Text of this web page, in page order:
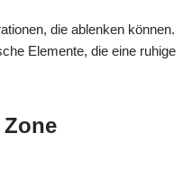
die ablenken können.
Elemente, die eine ruhige